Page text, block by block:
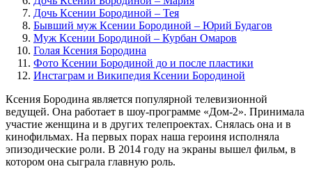
Дочь Ксении Бородиной – Тея
Бывший муж Ксении Бородиной – Юрий Будагов
Муж Ксении Бородиной – Курбан Омаров
Голая Ксения Бородина
Фото Ксении Бородиной до и после пластики
Инстаграм и Википедия Ксении Бородиной
Ксения Бородина является популярной телевизионной
ведущей. Она работает в шоу-программе «Дом-2». Принимала
участие женщина и в других телепроектах. Снялась она и в
кинофильмах. На первых порах наша героиня исполняла
эпизодические роли. В 2014 году на экраны вышел фильм, в
котором она сыграла главную роль.